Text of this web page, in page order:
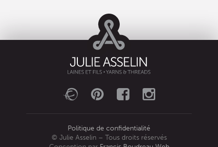
Politique de confidentialité
© Julie Asselin – Tous droits réservés